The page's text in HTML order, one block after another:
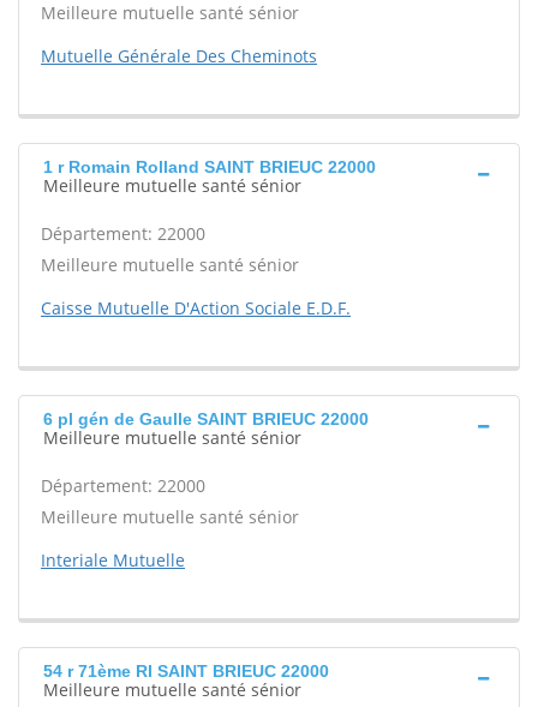
Meilleure mutuelle santé sénior
Mutuelle Générale Des Cheminots
1 r Romain Rolland SAINT BRIEUC 22000
Meilleure mutuelle santé sénior
Département: 22000
Meilleure mutuelle santé sénior
Caisse Mutuelle D'Action Sociale E.D.F.
6 pl gén de Gaulle SAINT BRIEUC 22000
Meilleure mutuelle santé sénior
Département: 22000
Meilleure mutuelle santé sénior
Interiale Mutuelle
54 r 71ème RI SAINT BRIEUC 22000
Meilleure mutuelle santé sénior